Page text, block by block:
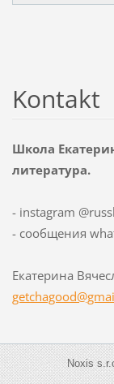
Kontakt
Школа
литература.
- instagram
- сообщения
Екатерина
getchago
Noxis